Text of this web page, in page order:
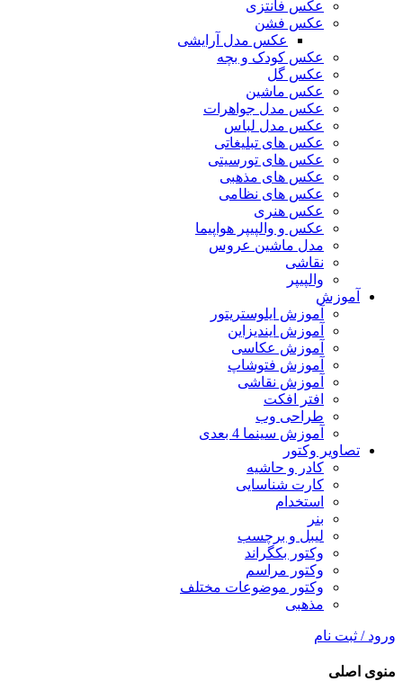
عکس فانتزی
عکس فشن
عکس مدل آرایشی
عکس کودک و بچه
عکس گل
عکس ماشین
عکس مدل جواهرات
عکس مدل لباس
عکس های تبلیغاتی
عکس های تورسیتی
عکس های مذهبی
عکس های نظامی
عکس هنری
عکس و والپیپر هواپیما
مدل ماشین عروس
نقاشی
والپیپر
آموزش
آموزش ایلوستریتور
آموزش ایندیزاین
آموزش عکاسی
آموزش فتوشاپ
آموزش نقاشی
افتر افکت
طراحی وب
آموزش سینما 4 بعدی
تصاویر وکتور
کادر و حاشیه
کارت شناسایی
استخدام
بنر
لیبل و برچسب
وکتور بکگراند
وکتور مراسم
وکتور موضوعات مختلف
مذهبی
ورود / ثبت نام
منوی اصلی